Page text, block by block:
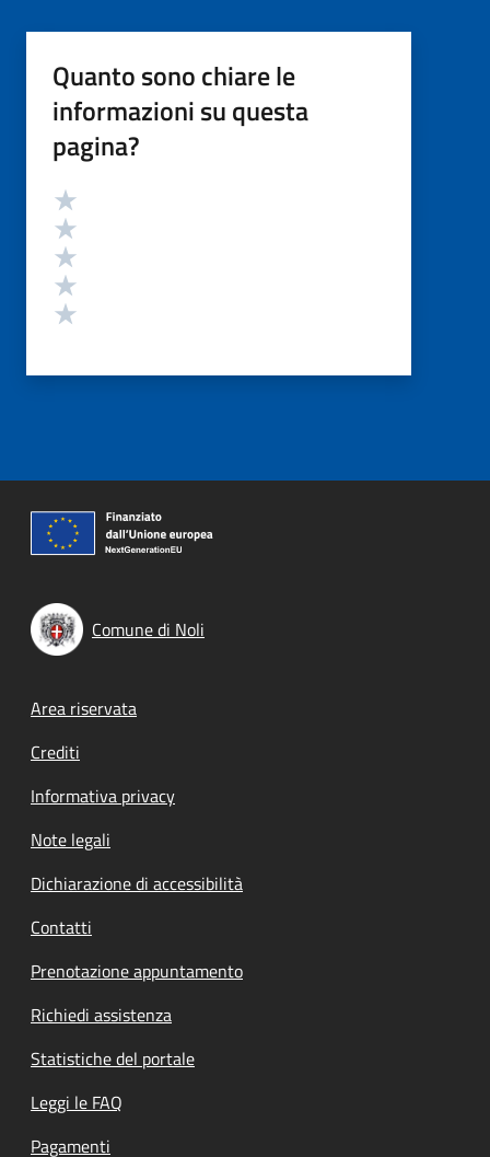
Quanto sono chiare le
informazioni su questa
pagina?
Valutazione
Comune di Noli
Footer menu
Area riservata
Crediti
Informativa privacy
Note legali
Dichiarazione di accessibilità
Contatti
Prenotazione appuntamento
Richiedi assistenza
Statistiche del portale
Leggi le FAQ
Pagamenti